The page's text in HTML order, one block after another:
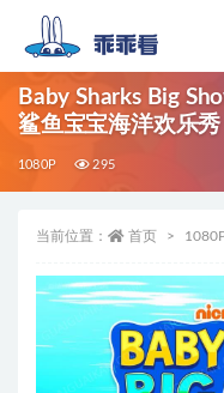
Baby Sharks Big
鲨鱼宝宝海洋欢乐秀
1080P 295
当前位置： 首页
视
播